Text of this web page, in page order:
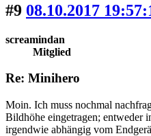
#9 08.10.2017
screamindan
Mitglied
Re: Minihero
Moin. Ich muss nochmal
Bildhöhe eingetragen; entweder
irgendwie abhängig vom